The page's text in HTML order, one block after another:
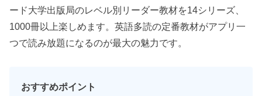
ード大学出版局のレベル別リーダー教材を14シリーズ、
1000冊以上楽しめます。英語多読の定番教材がアプリ一
つで読み放題になるのが最大の魅力です。
おすすめポイント